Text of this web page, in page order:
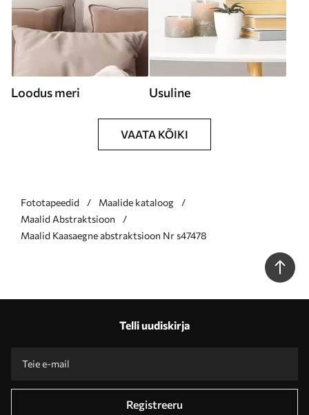
Loodus meri Usuline
VAATA KÕIKI
Fototapeedid
Maalide kataloog
Maalid Abstraktsioon
Maalid Kaasaegne abstraktsioon Nr s47478
Telli uudiskirja
Registreeru